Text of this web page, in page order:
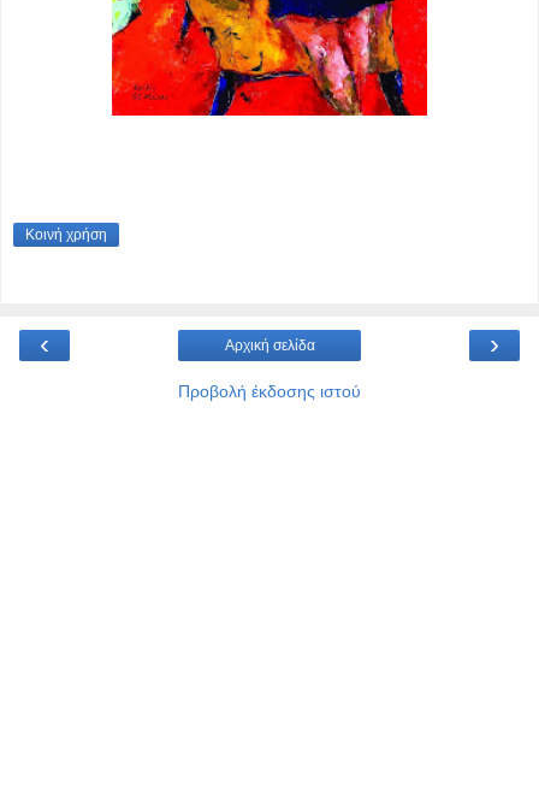
Κοινή χρήση
‹ ›
Αρχική σελίδα
Προβολή έκδοσης ιστού